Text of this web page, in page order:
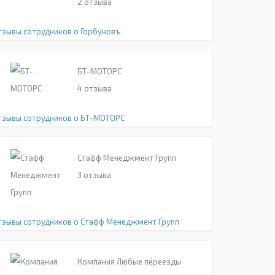
сотрудников о Горбуновъ
БТ-МОТОРС
4 отзыва
сотрудников о БТ-МОТОРС
Стафф Менеджмент Групп
3 отзыва
сотрудников о Стафф Менеджмент Групп
Компания Любые переезды